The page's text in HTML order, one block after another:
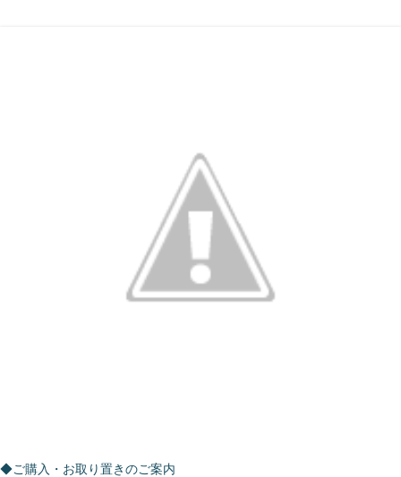
◆ご購入・お取り置きのご案内